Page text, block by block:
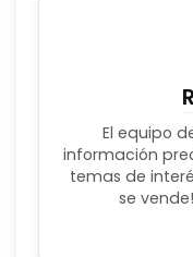
El equipo
información
temas de
se